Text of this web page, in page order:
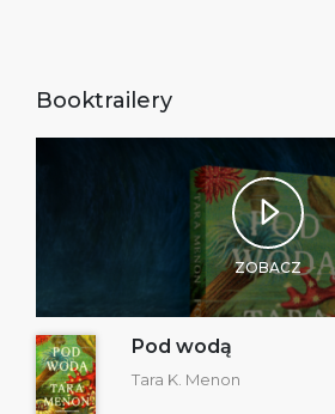
Booktrailery
ZOBACZ
Pod wodą
Tara K. Menon